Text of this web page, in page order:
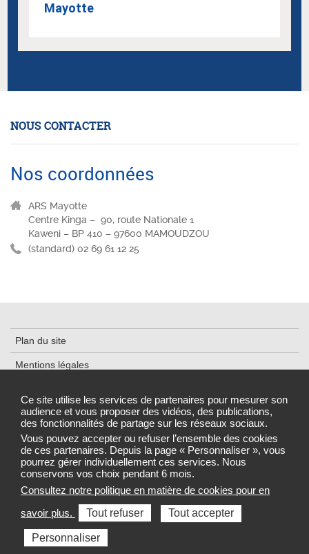
Ce site utilise les services de partenaires pour mesurer son
audience et vous proposer des vidéos, des publications,
des fonctionnalités de partage sur les réseaux sociaux.
Vous pouvez accepter ou refuser l’ensemble des cookies
de ces partenaires. Depuis la page « Personnaliser », vous
pourrez gérer individuellement ces services. Nous
conservons vos choix pendant 6 mois.
Consultez notre politique en matière de cookies pour en
savoir plus.
Tout refuser Tout accepter
Personnaliser
Mayotte
NOUS CONTACTER
Nos coordonnées
ARS Mayotte
Centre Kinga – 90, route Nationale 1
Kaweni – BP 410 – 97600 MAMOUDZOU
(standard) 02 69 61 12 25
Plan du site
Mentions légales
Déclaration d'accessibilité
Gestion des cookies
Sélectionnez une région pour accéder au site de votre Agence
régionale de santé
Toutes les ARS